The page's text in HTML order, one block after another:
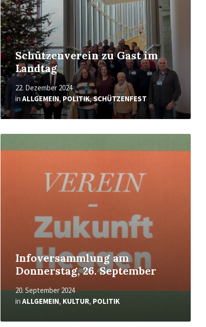
Schützenverein zu Gast im
Landtag
22. Dezember 2024
in ALLGEMEIN, POLITIK,SCHÜTZENFEST
Infoversammlung am
Donnerstag, 26. September
20. September 2024
in ALLGEMEIN, KULTUR, POLITIK
Mehr
erfahren